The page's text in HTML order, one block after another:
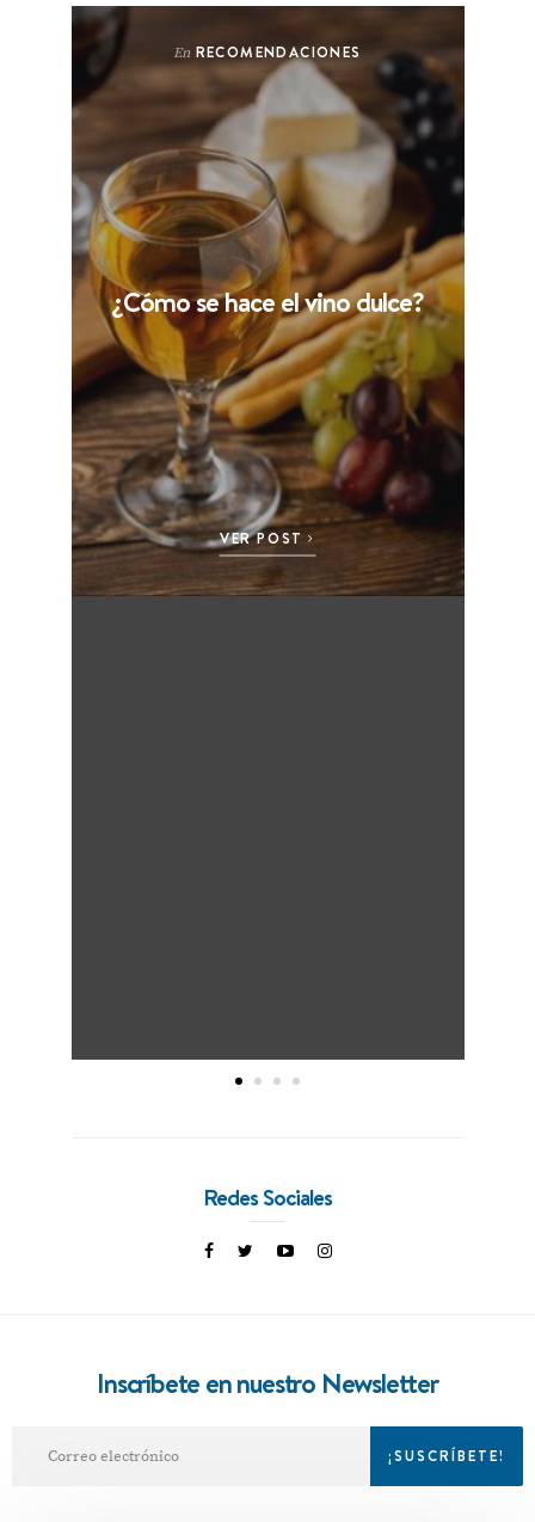
En RECOMENDACIONES
¿Cómo se hace el vino dulce?
VER POST
Redes Sociales
Inscríbete en nuestro Newsletter